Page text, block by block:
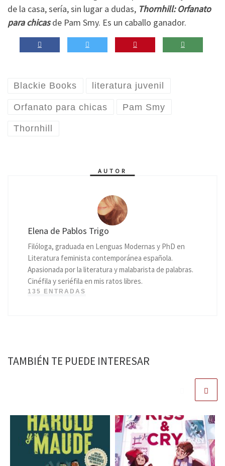
de la casa, sería, sin lugar a dudas, Thornhill: Orfanato
para chicas de Pam Smy. Es un caballo ganador.
Blackie Books literatura juvenil
Orfanato para chicas Pam Smy
Thornhill
AUTOR
Elena de Pablos Trigo
Filóloga, graduada en Lenguas Modernas y PhD en
Literatura feminista contemporánea española.
Apasionada por la literatura y malabarista de palabras.
Cinéfila y seriéfila en mis ratos libres.
135 ENTRADAS
TAMBIÉN TE PUEDE INTERESAR